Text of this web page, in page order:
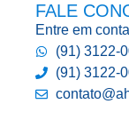
FALE
Entre em
(91) 3122-
(91) 3122-